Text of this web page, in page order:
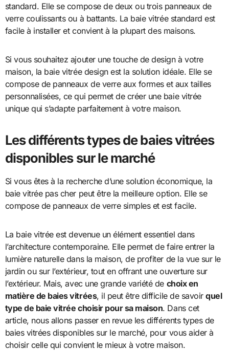
standard. Elle se compose de deux ou trois panneaux de
verre coulissants ou à battants. La baie vitrée standard est
facile à installer et convient à la plupart des maisons.
Si vous souhaitez ajouter une touche de design à votre
maison, la baie vitrée design est la solution idéale. Elle se
compose de panneaux de verre aux formes et aux tailles
personnalisées, ce qui permet de créer une baie vitrée
unique qui s’adapte parfaitement à votre maison.
Les différents types de baies vitrées
disponibles sur le marché
Si vous êtes à la recherche d’une solution économique, la
baie vitrée pas cher peut être la meilleure option. Elle se
compose de panneaux de verre simples et est facile.
La baie vitrée est devenue un élément essentiel dans
l’architecture contemporaine. Elle permet de faire entrer la
lumière naturelle dans la maison, de profiter de la vue sur le
jardin ou sur l’extérieur, tout en offrant une ouverture sur
l’extérieur. Mais, avec une grande variété de choix en
matière de baies vitrées, il peut être difficile de savoirquel
type de baie vitrée choisir pour sa maison. Dans cet
article, nous allons passer en revue les différents types de
baies vitrées disponibles sur le marché, pour vous aider à
choisir celle qui convient le mieux à votre maison.